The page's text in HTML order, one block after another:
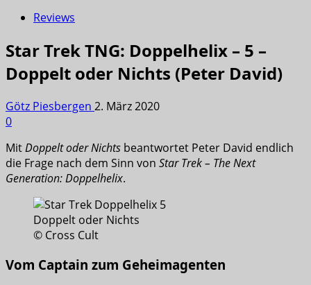
Reviews
Star Trek TNG: Doppelhelix – 5 –
Doppelt oder Nichts (Peter David)
Götz Piesbergen 2. März 2020
0
MitDoppelt oder Nichts beantwortet Peter David endlich
die Frage nach dem Sinn von Star Trek – The Next
Generation: Doppelhelix.
© Cross Cult
Vom Captain zum Geheimagenten